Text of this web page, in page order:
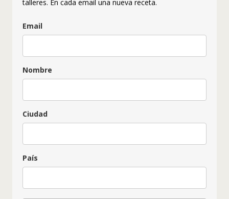
talleres. En cada email una nueva receta.
Email
Nombre
Ciudad
País